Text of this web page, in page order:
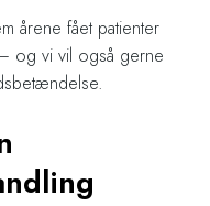
årene fået patienter
og vi vil også gerne